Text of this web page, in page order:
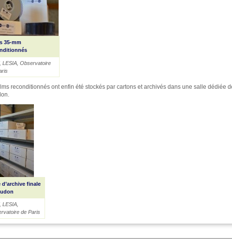
35-mm
LESIA, Observatoire
reconditionnés ont enfin été stockés par cartons et archivés dans une salle dédiée
d’archive finale
LESIA,
de Paris